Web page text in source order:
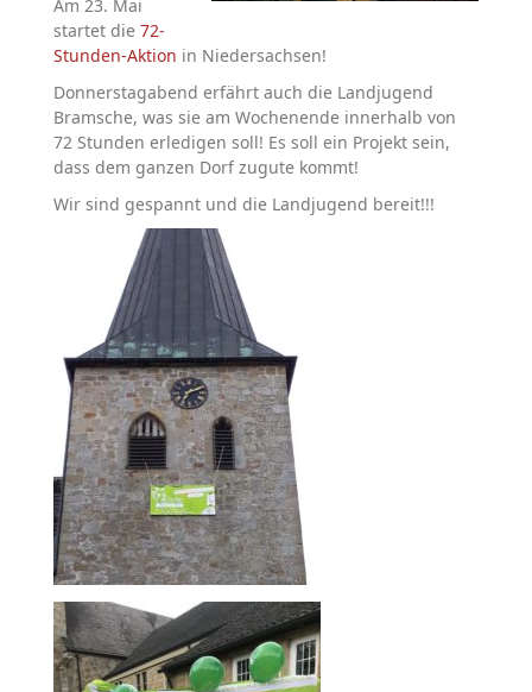
Am 23. Mai
startet die 72-
Stunden-Aktion in Niedersachsen!
Donnerstagabend erfährt auch die Landjugend
Bramsche, was sie am Wochenende innerhalb von
72 Stunden erledigen soll! Es soll ein Projekt sein,
dass dem ganzen Dorf zugute kommt!
Wir sind gespannt und die Landjugend bereit!!!